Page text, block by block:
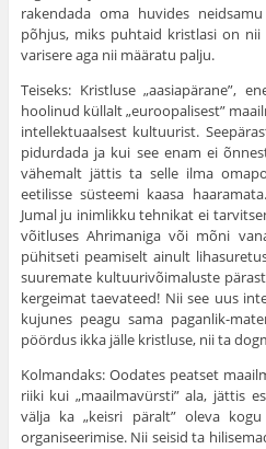
rakendada oma huvides
põhjus, miks puhtaid kristlasi on
varisere aga nii määratu palju.
Teiseks: Kristluse „aasiapärane”,
hoolinud küllalt „euroopalisest”
intel­lektuaalsest kultuurist.
pidurdada ja kui see enam ei
vähemalt jättis ta selle ilma
eetilisse süsteemi kaasa
Jumal ju inimlikku tehnikat ei
võitluses Ahrimaniga või mõni
pühitseti peamiselt ainult
suuremate kultuurivõimaluste
kergeimat taevateed! Nii see uus
kujunes peagu sama paganlik-
pöördus ikka jälle kristluse, nii ta
Kolmandaks: Oodates peatset
riiki kui „maailmavürsti” ala, jättis
välja ka „keisri päralt” oleva
organiseeri­mise. Nii seisid ta